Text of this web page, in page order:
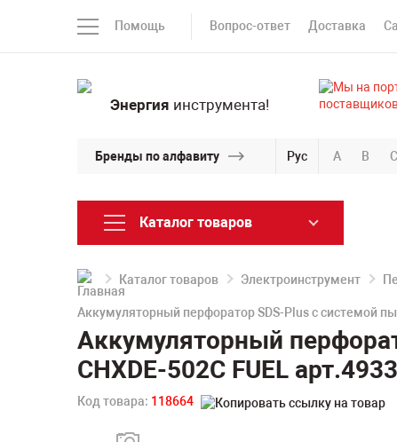
Помощь Вопрос-ответ Доставка
Энергия инструмента!
Бренды по алфавиту Рус A B C
Каталог товаров
Каталог товаров Электроинструмент
Аккумуляторный перфоратор SDS-Plus с системой
Аккумуляторный
CHXDE-502C FUEL
Код товара: 118664